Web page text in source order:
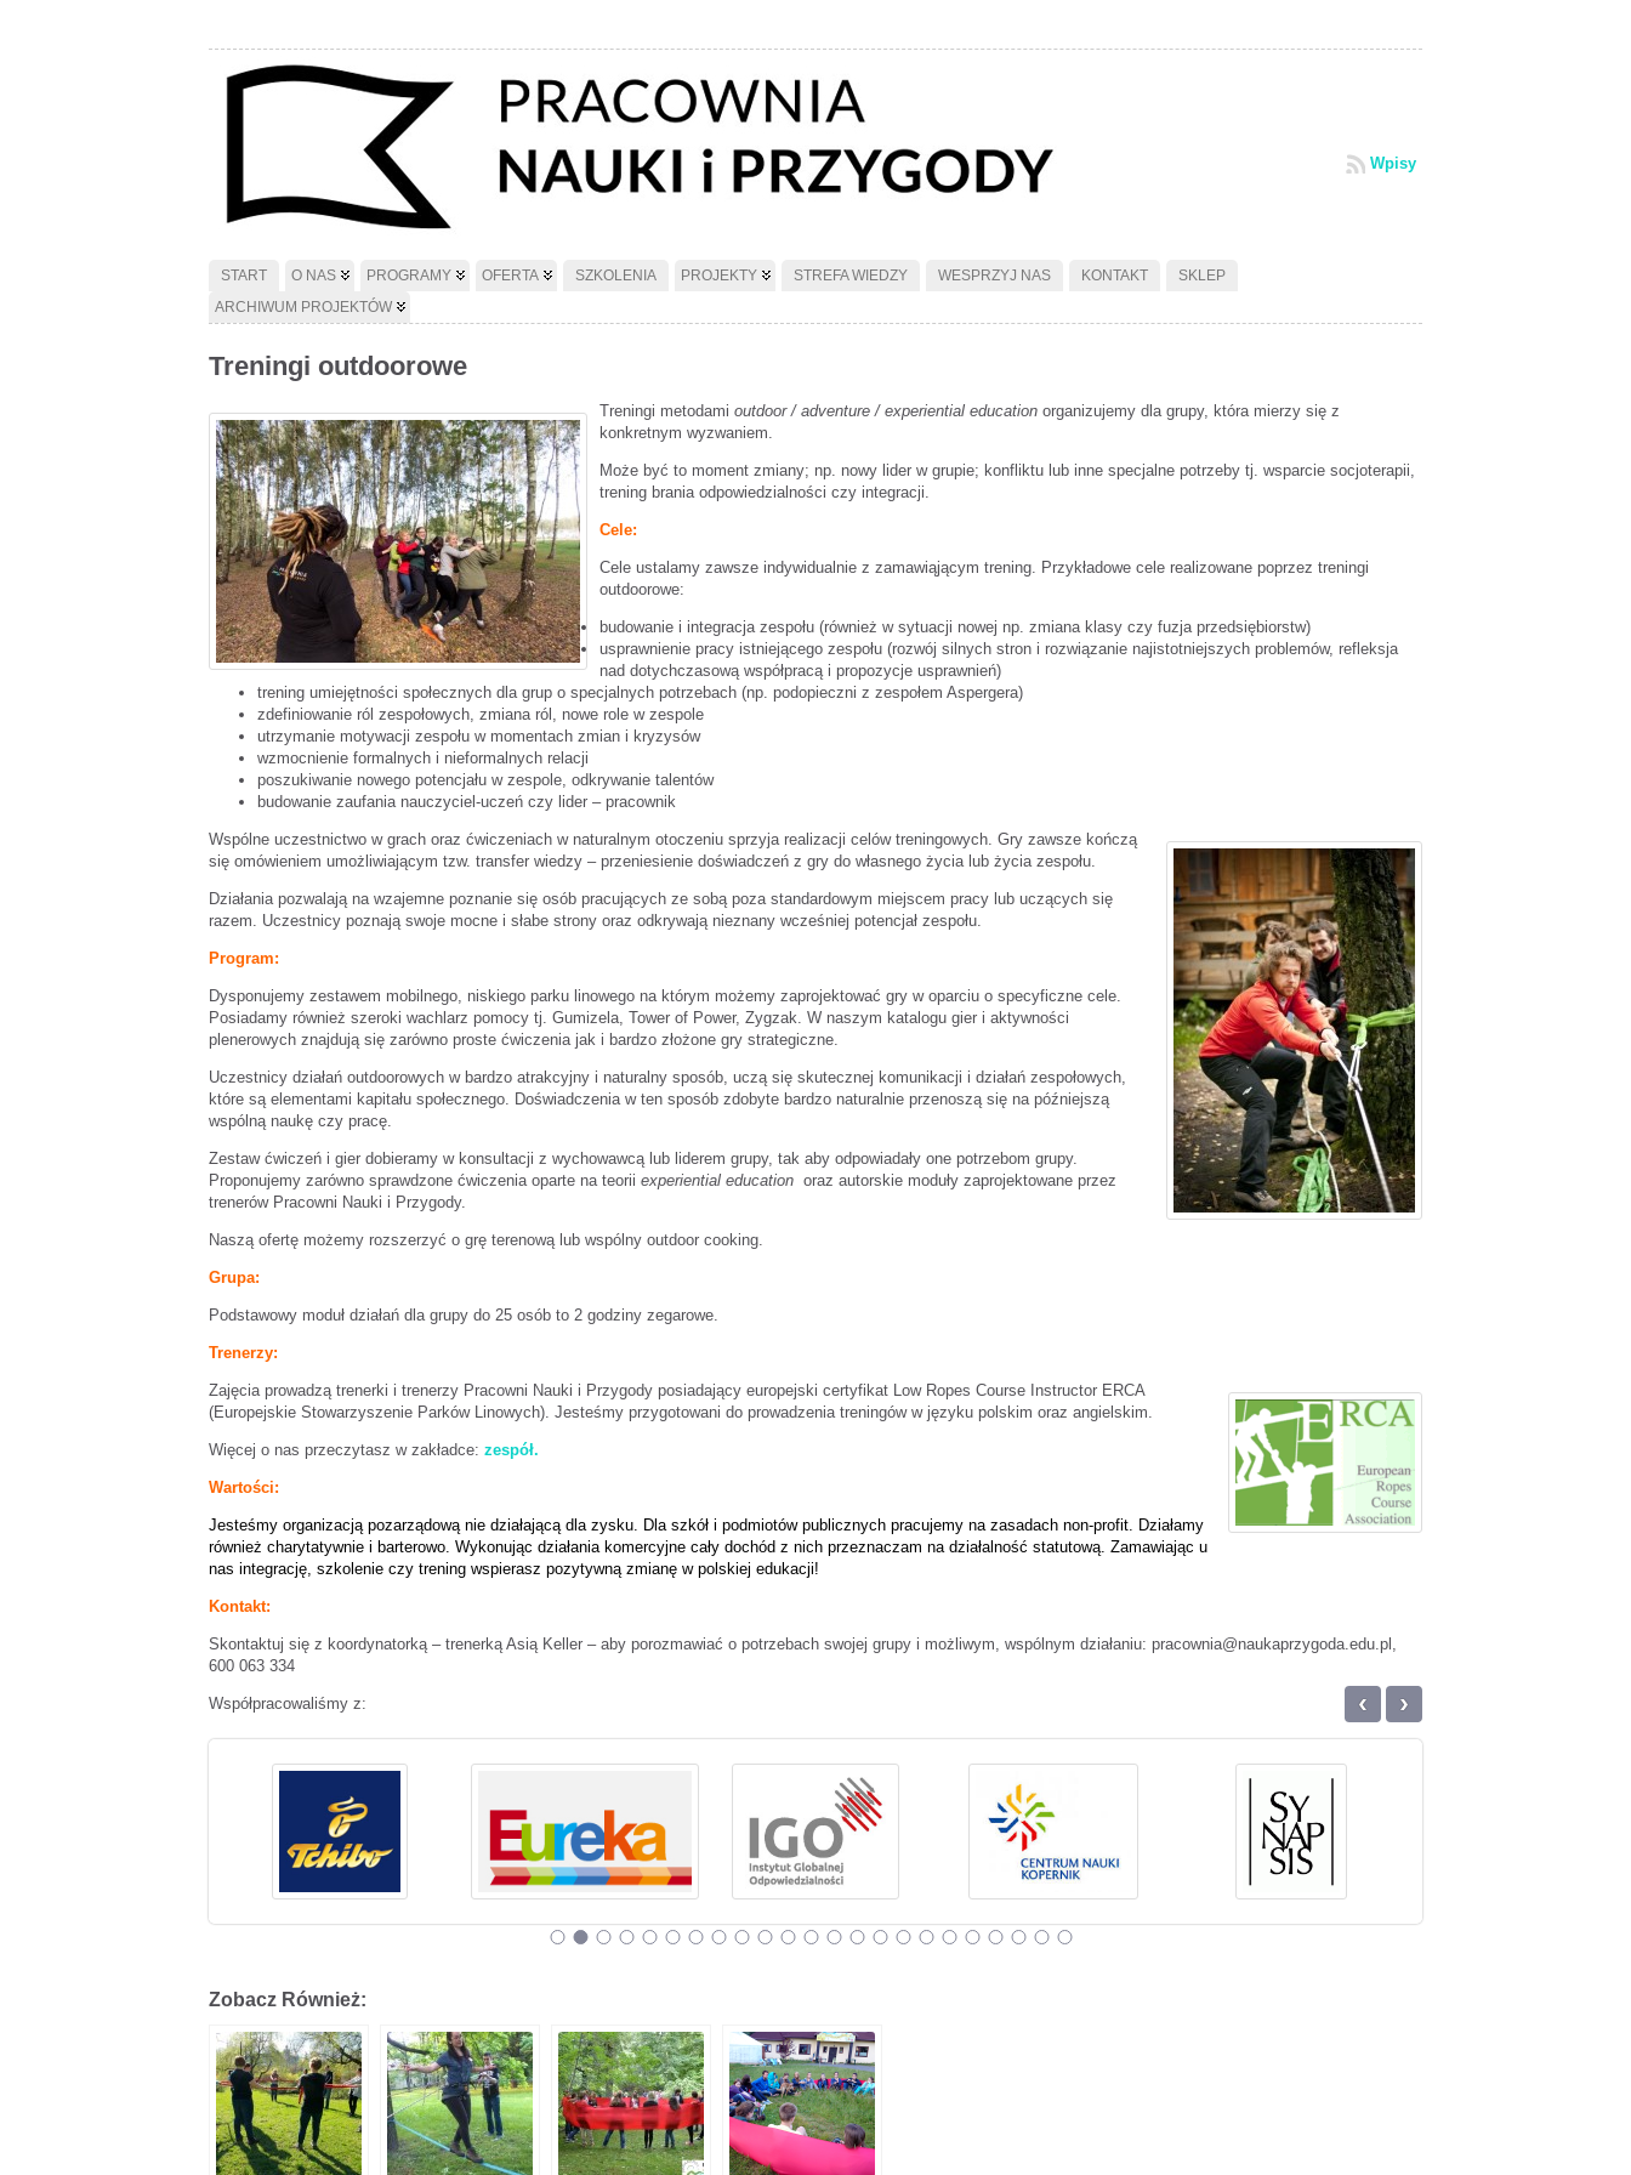
Wpisy
START O NAS PROGRAMY OFERTA SZKOLENIA PROJEKTY STREFA WIEDZY WESPRZYJ NAS KONTAKT
SKLEP
ARCHIWUM PROJEKTÓW
Treningi outdoorowe
Treningi metodami outdoor / adventure / experiential education organizujemy dla grupy, która mierzy się z
konkretnym wyzwaniem.
Może być to moment zmiany; np. nowy lider w grupie; konfliktu lub inne specjalne potrzeby tj. wsparcie socjoterapii,
trening brania odpowiedzialności czy integracji.
Cele:
Cele ustalamy zawsze indywidualnie z zamawiąjącym trening. Przykładowe cele realizowane poprzez treningi
outdoorowe:
budowanie i integracja zespołu (również w sytuacji nowej np. zmiana klasy czy fuzja przedsiębiorstw)
usprawnienie pracy istniejącego zespołu (rozwój silnych stron i rozwiązanie najistotniejszych problemów, refleksja
nad dotychczasową współpracą i propozycje usprawnień)
trening umiejętności społecznych dla grup o specjalnych potrzebach (np. podopieczni z zespołem Aspergera)
zdefiniowanie ról zespołowych, zmiana ról, nowe role w zespole
utrzymanie motywacji zespołu w momentach zmian i kryzysów
wzmocnienie formalnych i nieformalnych relacji
poszukiwanie nowego potencjału w zespole, odkrywanie talentów
budowanie zaufania nauczyciel-uczeń czy lider – pracownik
Wspólne uczestnictwo w grach oraz ćwiczeniach w naturalnym otoczeniu sprzyja realizacji celów treningowych. Gry zawsze kończą
się omówieniem umożliwiającym tzw. transfer wiedzy – przeniesienie doświadczeń z gry do własnego życia lub życia zespołu.
Działania pozwalają na wzajemne poznanie się osób pracujących ze sobą poza standardowym miejscem pracy lub uczących się
razem. Uczestnicy poznają swoje mocne i słabe strony oraz odkrywają nieznany wcześniej potencjał zespołu.
Program:
Dysponujemy zestawem mobilnego, niskiego parku linowego na którym możemy zaprojektować gry w oparciu o specyficzne cele.
Posiadamy również szeroki wachlarz pomocy tj. Gumizela, Tower of Power, Zygzak. W naszym katalogu gier i aktywności
plenerowych znajdują się zarówno proste ćwiczenia jak i bardzo złożone gry strategiczne.
Uczestnicy działań outdoorowych w bardzo atrakcyjny i naturalny sposób, uczą się skutecznej komunikacji i działań zespołowych,
które są elementami kapitału społecznego. Doświadczenia w ten sposób zdobyte bardzo naturalnie przenoszą się na późniejszą
wspólną naukę czy pracę.
Zestaw ćwiczeń i gier dobieramy w konsultacji z wychowawcą lub liderem grupy, tak aby odpowiadały one potrzebom grupy.
Proponujemy zarówno sprawdzone ćwiczenia oparte na teorii experiential education oraz autorskie moduły zaprojektowane przez
trenerów Pracowni Nauki i Przygody.
Naszą ofertę możemy rozszerzyć o grę terenową lub wspólny outdoor cooking.
Grupa:
Podstawowy moduł działań dla grupy do 25 osób to 2 godziny zegarowe.
Trenerzy:
Zajęcia prowadzą trenerki i trenerzy Pracowni Nauki i Przygody posiadający europejski certyfikat Low Ropes Course Instructor ERCA
(Europejskie Stowarzyszenie Parków Linowych). Jesteśmy przygotowani do prowadzenia treningów w języku polskim oraz angielskim.
Więcej o nas przeczytasz w zakładce: zespół.
Wartości:
Jesteśmy organizacją pozarządową nie działającą dla zysku. Dla szkół i podmiotów publicznych pracujemy na zasadach non-profit. Działamy
również charytatywnie i barterowo. Wykonując działania komercyjne cały dochód z nich przeznaczam na działalność statutową. Zamawiając u
nas integrację, szkolenie czy trening wspierasz pozytywną zmianę w polskiej edukacji!
Kontakt:
Skontaktuj się z koordynatorką – trenerką Asią Keller – aby porozmawiać o potrzebach swojej grupy i możliwym, wspólnym działaniu: pracownia@naukaprzygoda.edu.pl,
600 063 334
Współpracowaliśmy z: ‹ ›
Zobacz Również: